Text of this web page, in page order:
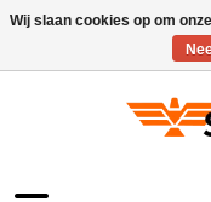
Wij slaan cookies op om